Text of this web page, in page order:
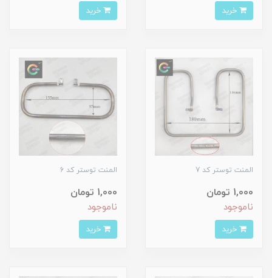
المنت توستر کد 7
1,000 تومان
ناموجود
المنت توستر کد 6
1,000 تومان
ناموجود